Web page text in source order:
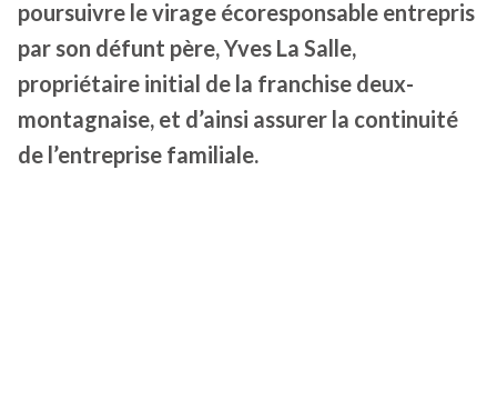
poursuivre le virage écoresponsable entrepris
par son défunt père, Yves La Salle,
propriétaire initial de la franchise deux-
montagnaise, et d’ainsi assurer la continuité
de l’entreprise familiale.